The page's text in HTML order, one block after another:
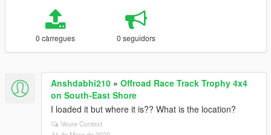
0 càrregues 0 seguidors
Anshdabhi210 » Offroad Race Track Trophy 4x4
on South-East Shore
I loaded it but where it is?? What is the location?
Veure Context